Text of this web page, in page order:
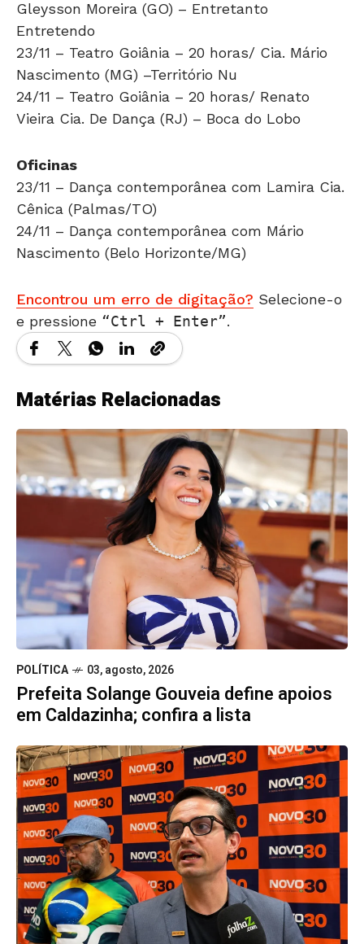
Gleysson Moreira (GO) – Entretanto
Entretendo
23/11 – Teatro Goiânia – 20 horas/ Cia. Mário
Nascimento (MG) –Território Nu
24/11 – Teatro Goiânia – 20 horas/ Renato
Vieira Cia. De Dança (RJ) – Boca do Lobo
Oficinas
23/11 – Dança contemporânea com Lamira Cia.
Cênica (Palmas/TO)
24/11 – Dança contemporânea com Mário
Nascimento (Belo Horizonte/MG)
Encontrou um erro de digitação? Selecione-o
e pressione
Ctrl + Enter .
Matérias Relacionadas
POLÍTICA 03, agosto, 2026
Prefeita Solange Gouveia define apoios
em Caldazinha; confira a lista